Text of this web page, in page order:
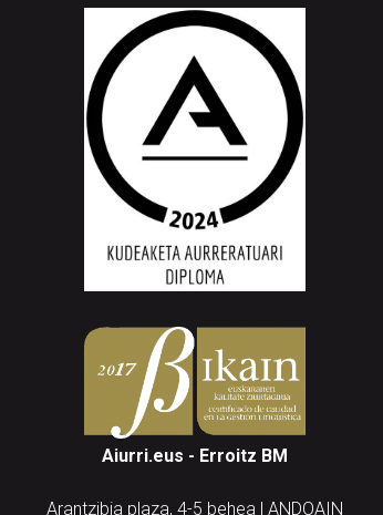
Aiurri.eus - Erroitz BM
Arantzibia plaza, 4-5 behea | ANDOAIN